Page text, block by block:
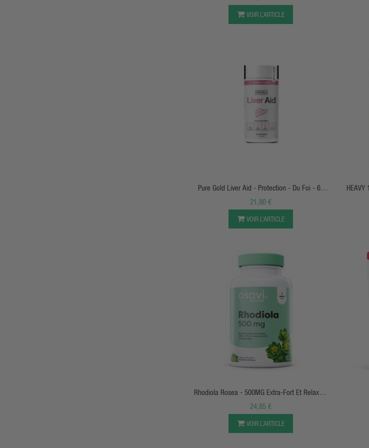
VOIR L’ARTICLE
Pure Gold Liver Aid - Protection - Du Foi - 60
Caps
21,80 €
VOIR L’ARTICLE
APERÇU RAPIDE
Rhodiola Rosea - 500MG Extra-Fort Et Relaxant
- Osavi
24,85 €
VOIR L’ARTICLE